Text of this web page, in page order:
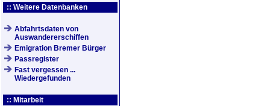
:: Weitere Datenbanken
Abfahrtsdaten von
Auswandererschiffen
Emigration Bremer Bürger
Passregister
Fast vergessen ...
Wiedergefunden
:: Mitarbeit